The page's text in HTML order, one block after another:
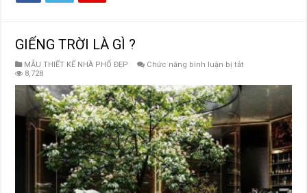
GIẾNG TRỜI LÀ GÌ ?
MẪU THIẾT KẾ NHÀ PHỐ ĐẸP Chức năng bình luận bị tắt
8,728